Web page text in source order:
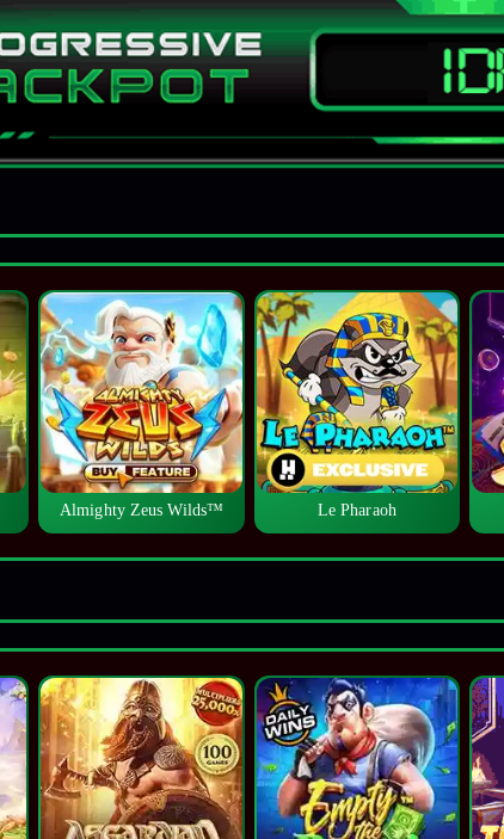
Almighty Zeus Wilds™ Le Pharaoh